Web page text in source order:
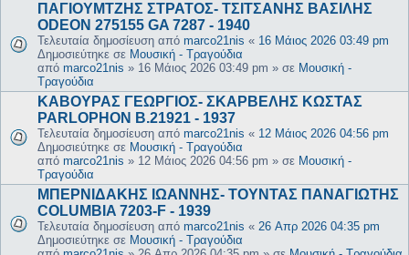
ΠΑΓΙΟΥΜΤΖΗΣ ΣΤΡΑΤΟΣ- ΤΣΙΤΣΑΝΗΣ ΒΑΣΙΛΗΣ
ODEON 275155 GA 7287 - 1940
Τελευταία δημοσίευση από marco21nis « 16 Μάιος 2026 03:49 pm
Δημοσιεύτηκε σε Μουσική - Τραγούδια
από marco21nis » 16 Μάιος 2026 03:49 pm » σε Μουσική -
Τραγούδια
ΚΑΒΟΥΡΑΣ ΓΕΩΡΓΙΟΣ- ΣΚΑΡΒΕΛΗΣ ΚΩΣΤΑΣ
PARLOPHON B.21921 - 1937
Τελευταία δημοσίευση από marco21nis « 12 Μάιος 2026 04:56 pm
Δημοσιεύτηκε σε Μουσική - Τραγούδια
από marco21nis » 12 Μάιος 2026 04:56 pm » σε Μουσική -
Τραγούδια
ΜΠΕΡΝΙΔΑΚΗΣ ΙΩΑΝΝΗΣ- ΤΟΥΝΤΑΣ ΠΑΝΑΓΙΩΤΗΣ
COLUMBIA 7203-F - 1939
Τελευταία δημοσίευση από marco21nis « 26 Απρ 2026 04:35 pm
Δημοσιεύτηκε σε Μουσική - Τραγούδια